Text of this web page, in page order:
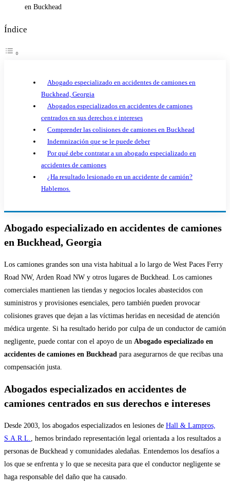
Índice
Abogado especializado en accidentes de camiones en
Buckhead, Georgia
Abogados especializados en accidentes de camiones
centrados en sus derechos e intereses
Comprender las colisiones de camiones en Buckhead
Indemnización que se le puede deber
Por qué debe contratar a un abogado especializado en
accidentes de camiones
¿Ha resultado lesionado en un accidente de camión?
Hablemos.
Abogado especializado en accidentes de camiones
en Buckhead, Georgia
Los camiones grandes son una vista habitual a lo largo de West Paces Ferry
Road NW, Arden Road NW y otros lugares de Buckhead. Los camiones
comerciales mantienen las tiendas y negocios locales abastecidos con
suministros y provisiones esenciales, pero también pueden provocar
colisiones graves que dejan a las víctimas heridas en necesidad de atención
médica urgente. Si ha resultado herido por culpa de un conductor de camión
negligente, puede contar con el apoyo de un Abogado especializado en
accidentes de camiones en Buckhead para asegurarnos de que recibas una
compensación justa.
Abogados especializados en accidentes de
camiones centrados en sus derechos e intereses
Desde 2003, los abogados especializados en lesiones de Hall & Lampros,
S.A.R.L.
, hemos brindado representación legal orientada a los resultados a
personas de Buckhead y comunidades aledañas. Entendemos los desafíos a
los que se enfrenta y lo que se necesita para que el conductor negligente se
haga responsable del daño que ha causado.